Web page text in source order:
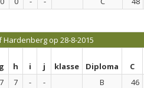
op 28-8-2015
g h i j klasse Diploma
C
7 7 - - B 46